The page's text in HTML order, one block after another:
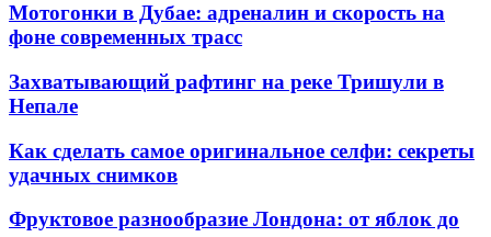
Мотогонки в Дубае: адреналин и скорость на
фоне современных трасс
Захватывающий рафтинг на реке Тришули в
Непале
Как сделать самое оригинальное селфи: секреты
удачных снимков
Фруктовое разнообразие Лондона: от яблок до